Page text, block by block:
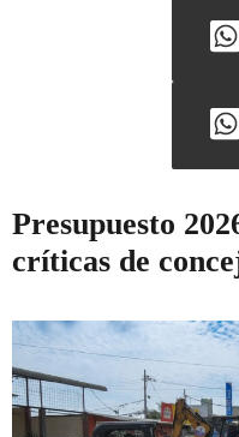
Presupuesto
críticas de